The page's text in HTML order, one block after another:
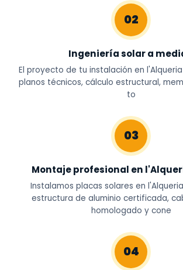
02
Ingeniería solar a
El proyecto de tu instalación en
planos técnicos, cálculo estructural,
to
03
Montaje profesional en
Instalamos placas solares en
estructura de aluminio certificada,
homologado y cone
04